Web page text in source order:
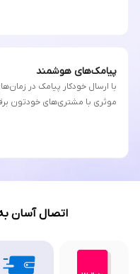
پیامک‌های هوشمند
با ارسال خودکار پیامک در
موثری با مشتری‌های خودتون
اتصال آسان